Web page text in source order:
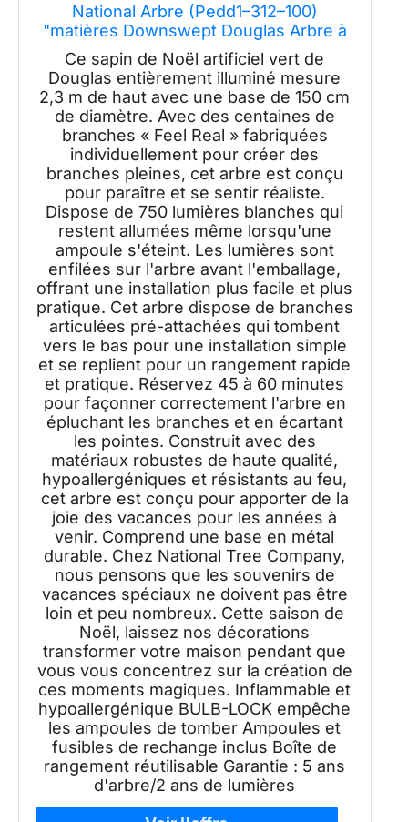
National Arbre (Pedd1–312–100)
"matières Downswept Douglas Arbre à
charnière avec 1000 Clair lumières
Traditionnelle 7.5' Vert
Ce sapin de Noël artificiel vert de
Douglas entièrement illuminé mesure
2,3 m de haut avec une base de 150 cm
de diamètre. Avec des centaines de
branches « Feel Real » fabriquées
individuellement pour créer des
branches pleines, cet arbre est conçu
pour paraître et se sentir réaliste.
Dispose de 750 lumières blanches qui
restent allumées même lorsqu'une
ampoule s'éteint. Les lumières sont
enfilées sur l'arbre avant l'emballage,
offrant une installation plus facile et plus
pratique. Cet arbre dispose de branches
articulées pré-attachées qui tombent
vers le bas pour une installation simple
et se replient pour un rangement rapide
et pratique. Réservez 45 à 60 minutes
pour façonner correctement l'arbre en
épluchant les branches et en écartant
les pointes. Construit avec des
matériaux robustes de haute qualité,
hypoallergéniques et résistants au feu,
cet arbre est conçu pour apporter de la
joie des vacances pour les années à
venir. Comprend une base en métal
durable. Chez National Tree Company,
nous pensons que les souvenirs de
vacances spéciaux ne doivent pas être
loin et peu nombreux. Cette saison de
Noël, laissez nos décorations
transformer votre maison pendant que
vous vous concentrez sur la création de
ces moments magiques. Inflammable et
hypoallergénique BULB-LOCK empêche
les ampoules de tomber Ampoules et
fusibles de rechange inclus Boîte de
rangement réutilisable Garantie : 5 ans
d'arbre/2 ans de lumières